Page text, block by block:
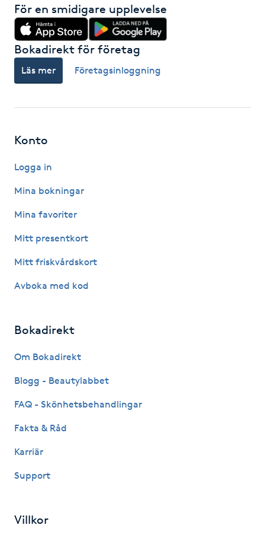
Hot Stone Massage
Hot yoga
Hudföryngring
Hyperhidros
Hårborttagning
Hårvård
Hälsprickor
För en smidigare upplevelse
Bokadirekt för företag
Läs mer Företagsinloggning
Konto
Logga in
Mina bokningar
Mina favoriter
Mitt presentkort
Mitt friskvårdskort
Avboka med kod
Bokadirekt
Om Bokadirekt
Blogg - Beautylabbet
FAQ - Skönhetsbehandlingar
Fakta & Råd
Karriär
Support
Villkor